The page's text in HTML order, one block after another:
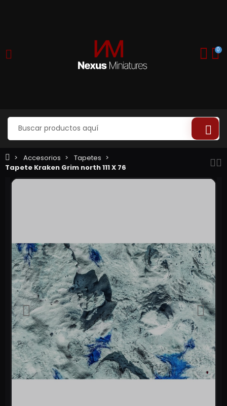
0
Accesorios
Tapetes
Tapete Kraken Grim north 111 X 76